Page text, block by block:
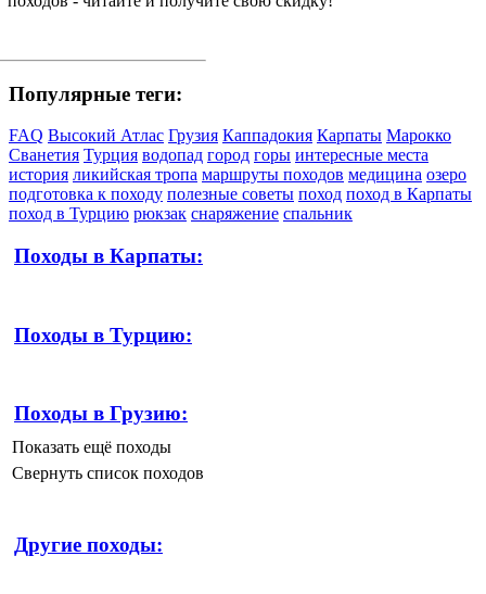
Популярные теги:
FAQ Высокий Атлас Грузия Каппадокия Карпаты Марокко
Сванетия Турция водопад город горы интересные места
история ликийская тропа маршруты походов медицина озеро
подготовка к походу полезные советы поход поход в Карпаты
поход в Турцию рюкзак снаряжение спальник
Походы в Карпаты:
Походы в Турцию:
Походы в Грузию:
Показать ещё походы
Свернуть список походов
Другие походы: